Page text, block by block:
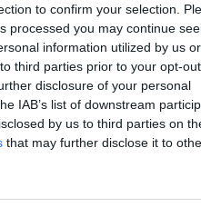
to confirm your selection.
processed you may continue
information utilized by us or
third parties prior to your opt-
disclosure of your personal
IAB’s list of downstream
by us to third parties on
that may further disclose it to